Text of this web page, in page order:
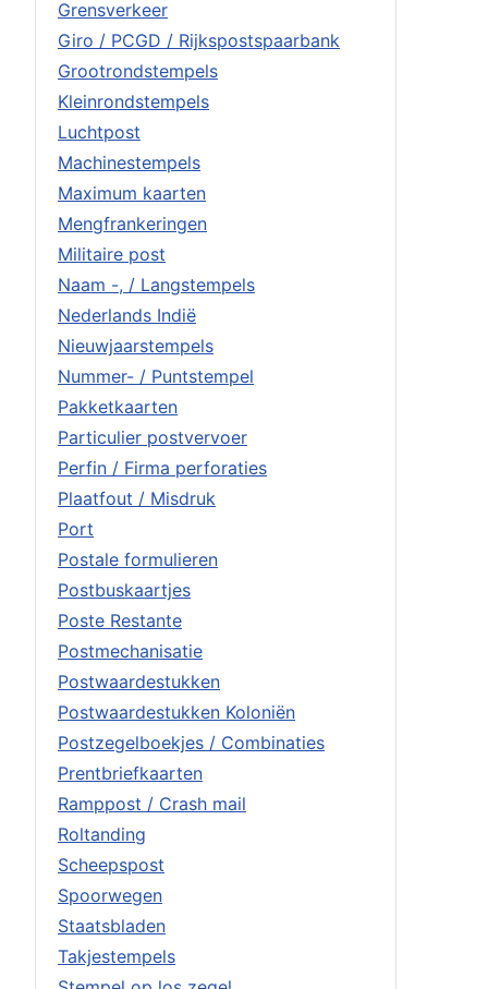
Grensverkeer
Giro / PCGD / Rijkspostspaarbank
Grootrondstempels
Kleinrondstempels
Luchtpost
Machinestempels
Maximum kaarten
Mengfrankeringen
Militaire post
Naam -, / Langstempels
Nederlands Indië
Nieuwjaarstempels
Nummer- / Puntstempel
Pakketkaarten
Particulier postvervoer
Perfin / Firma perforaties
Plaatfout / Misdruk
Port
Postale formulieren
Postbuskaartjes
Poste Restante
Postmechanisatie
Postwaardestukken
Postwaardestukken Koloniën
Postzegelboekjes / Combinaties
Prentbriefkaarten
Ramppost / Crash mail
Roltanding
Scheepspost
Spoorwegen
Staatsbladen
Takjestempels